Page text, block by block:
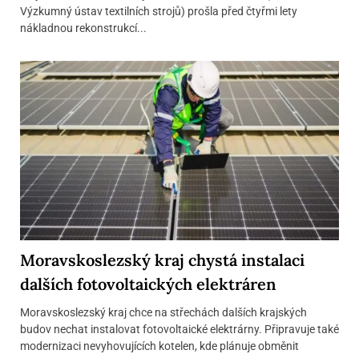
Výzkumný ústav textilních strojů) prošla před čtyřmi lety
nákladnou rekonstrukcí...
Moravskoslezský kraj chystá instalaci
dalších fotovoltaických elektráren
Moravskoslezský kraj chce na střechách dalších krajských
budov nechat instalovat fotovoltaické elektrárny. Připravuje také
modernizaci nevyhovujících kotelen, kde plánuje obměnit